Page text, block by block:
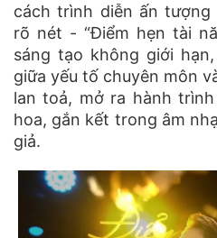
cách trình diễn ấn
rõ nét - “Điểm hẹn tài
sáng tạo không giới
giữa yếu tố chuyên môn
lan toả, mở ra hành
hoa, gắn kết trong âm
giả.